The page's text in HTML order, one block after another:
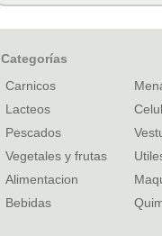
Categorías
Carnicos
Lacteos
Pescados
Vegetales y frutas
Alimentacion
Bebidas